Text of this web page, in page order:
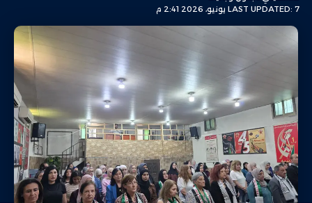
LAST UPDATED: 7 يونيو، 2026 2:41 م